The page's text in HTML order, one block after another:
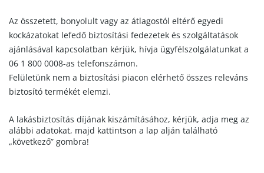
Az összetett, bonyolult vagy az átlagostól eltérő egyedi
kockázatokat lefedő biztosítási fedezetek és szolgáltatások
ajánlásával kapcsolatban kérjük, hívja ügyfélszolgálatunkat a
06 1 800 0008-as telefonszámon.
Felületünk nem a biztosítási piacon elérhető összes releváns
biztosító termékét elemzi.
A lakásbiztosítás díjának kiszámításához, kérjük, adja meg az
alábbi adatokat, majd kattintson a lap alján található
„következő” gombra!